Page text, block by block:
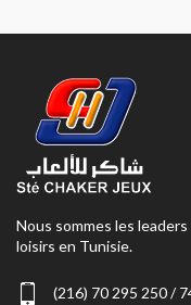
Nous sommes les
loisirs en Tunisie.
(216) 70 295 250 /